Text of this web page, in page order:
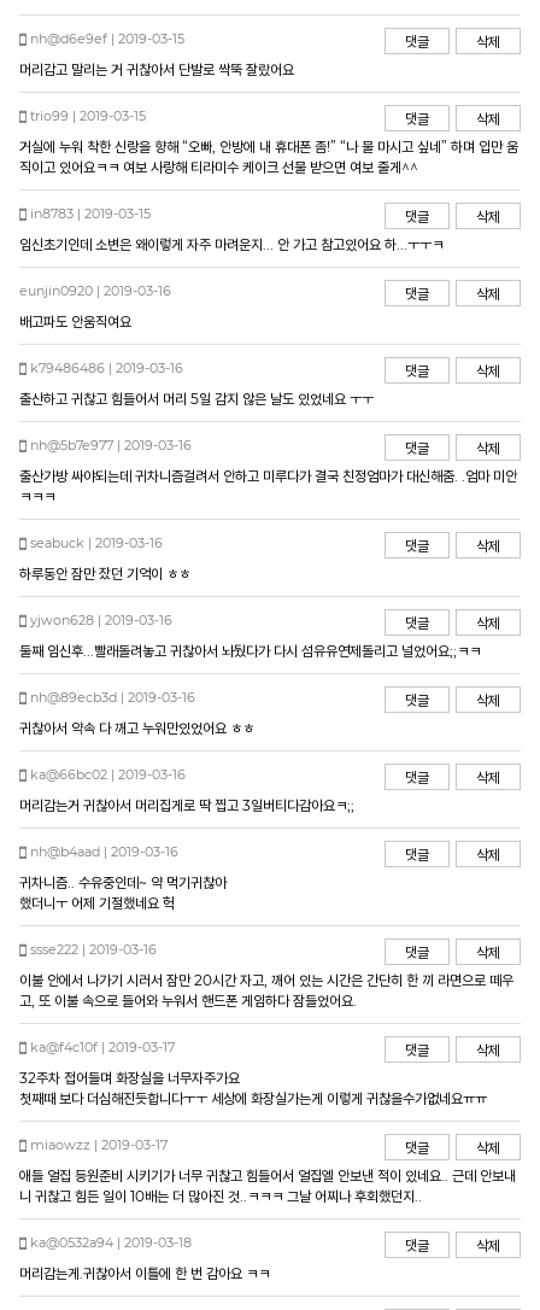
nh@d6e9ef | 2019-03-15 삭제
댓글
머리감고 말리는 거 귀찮아서 단발로 싹뚝 잘랐어요
trio99 | 2019-03-15 삭제
댓글
거실에 누워 착한 신랑을 향해 “오빠, 안방에 내 휴대폰 좀!” “나 물 마시고 싶네” 하며 입만 움
직이고 있어요ㅋㅋ 여보 사랑해 티라미수 케이크 선물 받으면 여보 줄게^^
in8783 | 2019-03-15 삭제
댓글
임신초기인데 소변은 왜이렇게 자주 마려운지... 안 가고 참고있어요 하...ㅜㅜㅋ
eunjin0920 | 2019-03-16 삭제
댓글
배고파도 안움직여요
k79486486 | 2019-03-16 삭제
댓글
출산하고 귀찮고 힘들어서 머리 5일 감지 않은 날도 있었네요 ㅜㅜ
nh@5b7e977 | 2019-03-16 삭제
댓글
출산가방 싸야되는데 귀차니즘걸려서 안하고 미루다가 결국 친정엄마가 대신해줌. .엄마 미안
ㅋㅋㅋ
seabuck | 2019-03-16 삭제
댓글
하루동안 잠만 잤던 기억이 ㅎㅎ
yjwon628 | 2019-03-16 삭제
댓글
둘째 임신후...빨래돌려놓고 귀찮아서 놔뒀다가 다시 섬유유연제돌리고 널었어요;;ㅋㅋ
nh@89ecb3d | 2019-03-16 삭제
댓글
귀찮아서 약속 다 깨고 누워만있었어요 ㅎㅎ
ka@66bc02 | 2019-03-16 삭제
댓글
머리감는거 귀찮아서 머리집게로 딱 찝고 3일버티다감아요ㅋ;;
nh@b4aad | 2019-03-16 삭제
댓글
귀차니즘.. 수유중인데~ 약 먹기귀찮아
했더니ㅜ 어제 기절했네요 헉
ssse222 | 2019-03-16 삭제
댓글
이불 안에서 나가기 시러서 잠만 20시간 자고, 깨어 있는 시간은 간단히 한 끼 라면으로 떼우
고, 또 이불 속으로 들어와 누워서 핸드폰 게임하다 잠들었어요.
ka@f4c10f | 2019-03-17 삭제
댓글
32주차 접어들며 화장실을 너무자주가요
첫째때 보다 더심해진듯합니다ㅜㅜ 세상에 화장실가는게 이렇게 귀찮을수가없네요ㅠㅠ
miaowzz | 2019-03-17 삭제
댓글
애들 얼집 등원준비 시키기가 너무 귀찮고 힘들어서 얼집엘 안보낸 적이 있네요.. 근데 안보내
니 귀찮고 힘든 일이 10배는 더 많아진 것..ㅋㅋㅋ 그날 어찌나 후회했던지..
ka@0532a94 | 2019-03-18 삭제
댓글
머리감는게.귀찮아서 이틀에 한 번 감아요 ㅋㅋ